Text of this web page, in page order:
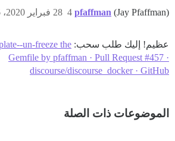
pfaffman (Jay Pfaffman) 28 فبراير 2020، 11:45م 4
عظيم! إليك طلب سحب: un-freeze the
Gemfile by pfaffman · Pull Request #457 ·
discourse/discourse_docker · GitHub
الموضوعات ذات الصلة